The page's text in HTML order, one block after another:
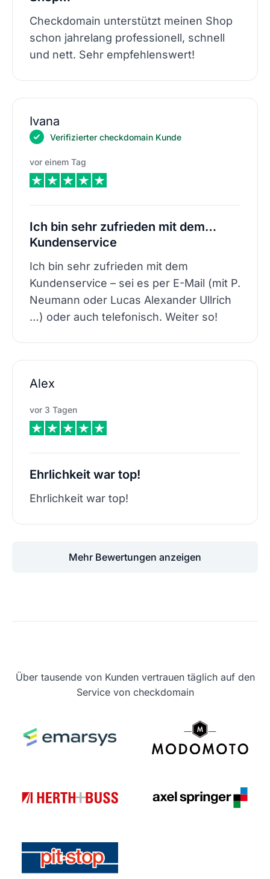
Checkdomain unterstützt meinen Shop
schon jahrelang professionell, schnell
und nett. Sehr empfehlenswert!
Ivana
Verifizierter checkdomain Kunde
vor einem Tag
Ich bin sehr zufrieden mit dem…
Kundenservice
Ich bin sehr zufrieden mit dem
Kundenservice – sei es per E-Mail (mit P.
Neumann oder Lucas Alexander Ullrich
…) oder auch telefonisch. Weiter so!
Alex
vor 3 Tagen
Ehrlichkeit war top!
Ehrlichkeit war top!
Mehr Bewertungen anzeigen
Über tausende von Kunden vertrauen täglich auf den
Service von checkdomain